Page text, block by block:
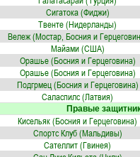
Сигатока (Фиджи)
Твенте (Нидерланды)
Вележ (Мостар, Босния и
Майами (США)
Орашье (Босния и Герцеговина)
Орашье (Босния и Герцеговина)
Подгрмец (Босния и Герцеговина)
Саласпилс (Латвия)
Правые
Кисельяк (Босния и Герцеговина)
Спортс Клуб (Мальдивы)
Сателлит (Гвинея)